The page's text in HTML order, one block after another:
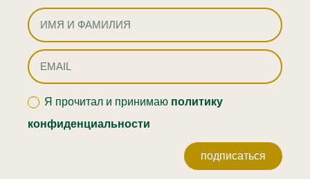
Я прочитал и принимаю политику
конфиденциальности
подписаться